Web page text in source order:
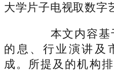
大学片子电视取数字
本文内容基
的息、行业演讲及
成。所提及的机构